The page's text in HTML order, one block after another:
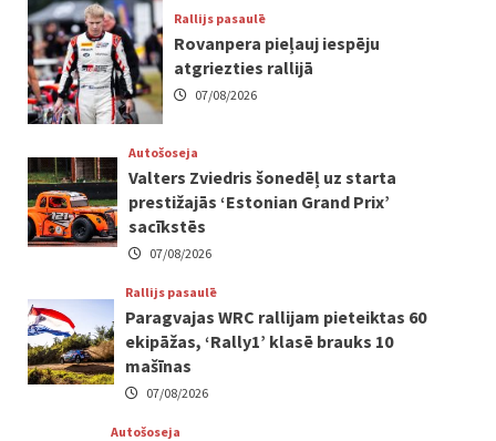
Rallijs pasaulē
Rovanpera pieļauj iespēju
atgriezties rallijā
07/08/2026
Autošoseja
Valters Zviedris šonedēļ uz starta
prestižajās ‘Estonian Grand Prix’
sacīkstēs
07/08/2026
Rallijs pasaulē
Paragvajas WRC rallijam pieteiktas 60
ekipāžas, ‘Rally1’ klasē brauks 10
mašīnas
07/08/2026
Autošoseja